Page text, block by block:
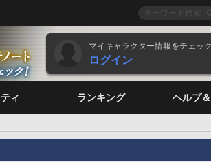
マイキャラクター情報をチェック
ログイン
ィ ランキング ヘルプ